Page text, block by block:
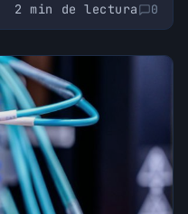
2 min de lectura 0